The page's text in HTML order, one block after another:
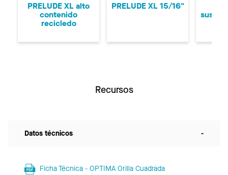
PRELUDE XL alto
contenido
recicledo
PRELUDE XL 15/16"
Recursos
Datos técnicos -
Ficha Técnica - OPTIMA Orilla Cuadrada